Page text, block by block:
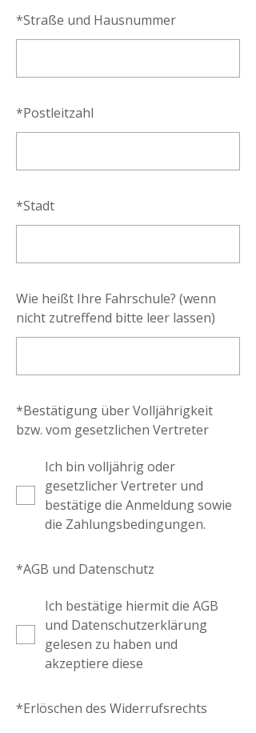
*Straße und Hausnummer
*Postleitzahl
*Stadt
Wie heißt Ihre Fahrschule? (wenn
nicht zutreffend bitte leer lassen)
*Bestätigung über Volljährigkeit
bzw. vom gesetzlichen Vertreter
Ich bin volljährig oder
gesetzlicher Vertreter und
bestätige die Anmeldung sowie
die Zahlungsbedingungen.
*AGB und Datenschutz
Ich bestätige hiermit die AGB
und Datenschutzerklärung
gelesen zu haben und
akzeptiere diese
*Erlöschen des Widerrufsrechts